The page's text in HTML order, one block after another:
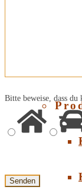
Bitte beweise, dass